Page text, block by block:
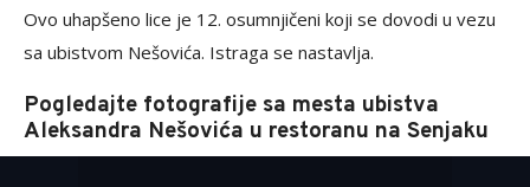
Ovo uhapšeno lice je 12. osumnjičeni koji se dovodi u vezu
sa ubistvom Nešovića. Istraga se nastavlja.
Pogledajte fotografije sa mesta ubistva
Aleksandra Nešovića u restoranu na Senjaku